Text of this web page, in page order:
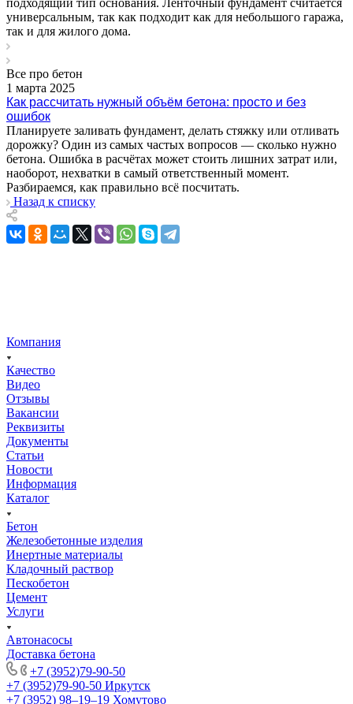
универсальным, так как подходит как для небольшого гаража,
так и для жилого дома.
Все про бетон
1 марта 2025
Как рассчитать нужный объём бетона: просто и без
ошибок
Планируете заливать фундамент, делать стяжку или отливать
дорожку? Один из самых частых вопросов — сколько нужно
бетона. Ошибка в расчётах может стоить лишних затрат или,
наоборот, нехватки в самый ответственный момент.
Разбираемся, как правильно всё посчитать.
Назад к списку
Компания
Качество
Видео
Отзывы
Вакансии
Реквизиты
Документы
Статьи
Новости
Информация
Каталог
Бетон
Железобетонные изделия
Инертные материалы
Кладочный раствор
Пескобетон
Цемент
Услуги
Автонасосы
Доставка бетона
+7 (3952)79-90-50
+7 (3952)79-90-50 Иркутск
+7 (3952) 98‒19‒19 Хомутово